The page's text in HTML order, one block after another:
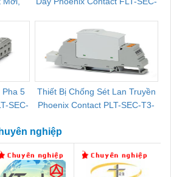
Pha 5
SEC-
Thiết Bị Chống Sét Lan Truyền
Phoenix Contact PLT-SEC-T3-
nghiệp